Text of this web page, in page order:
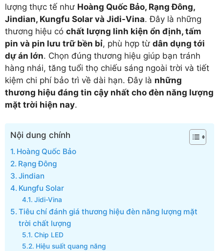
lượng thực tế như Hoàng Quốc Bảo, Rạng Đông,
Jindian, Kungfu Solar và Jidi-Vina. Đây là những
thương hiệu có chất lượng linh kiện ổn định, tấm
pin và pin lưu trữ bền bỉ, phù hợp từ dân dụng tới
dự án lớn. Chọn đúng thương hiệu giúp bạn tránh
hàng nhái, tăng tuổi thọ chiếu sáng ngoài trời và tiết
kiệm chi phí bảo trì về dài hạn. Đây là những
thương hiệu đáng tin cậy nhất cho đèn năng lượng
mặt trời hiện nay.
Nội dung chính
Hoàng Quốc Bảo
Rạng Đông
Jindian
Kungfu Solar
Jidi-Vina
Tiêu chí đánh giá thương hiệu đèn năng lượng mặt
trời chất lượng
Chip LED
Hiệu suất quang năng